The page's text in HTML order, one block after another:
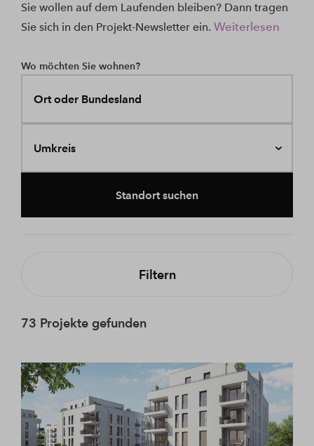
Sie wollen auf dem Laufenden bleiben? Dann tragen
Sie sich in den Projekt-Newsletter ein. Weiterlesen
Wo möchten Sie wohnen?
Ort oder Bundesland
Umkreis
Standort suchen
Filtern
73 Projekte gefunden